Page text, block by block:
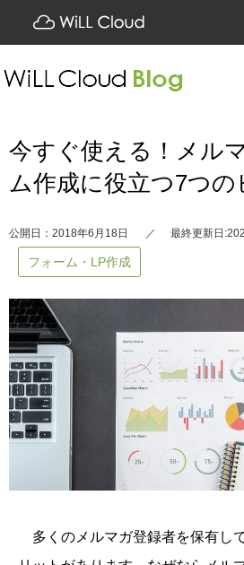
今すぐ使える！メル
ム作成に役立つ7つの
公開日：2018年6月18日 最終更新日
フォーム・LP作成
多くのメルマガ登録者を保有し